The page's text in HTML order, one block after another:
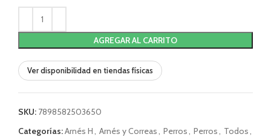
AGREGAR AL CARRITO
Ver disponibilidad en tiendas físicas
SKU: 7898582503650
Categorías:Arnés H, Arnés y Correas, Perros, Perros, Todos,